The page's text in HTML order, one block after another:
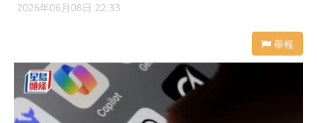
2026年06月08日 22:33
舉報